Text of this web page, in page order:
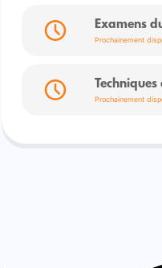
Examens
Prochainement
Prochainement